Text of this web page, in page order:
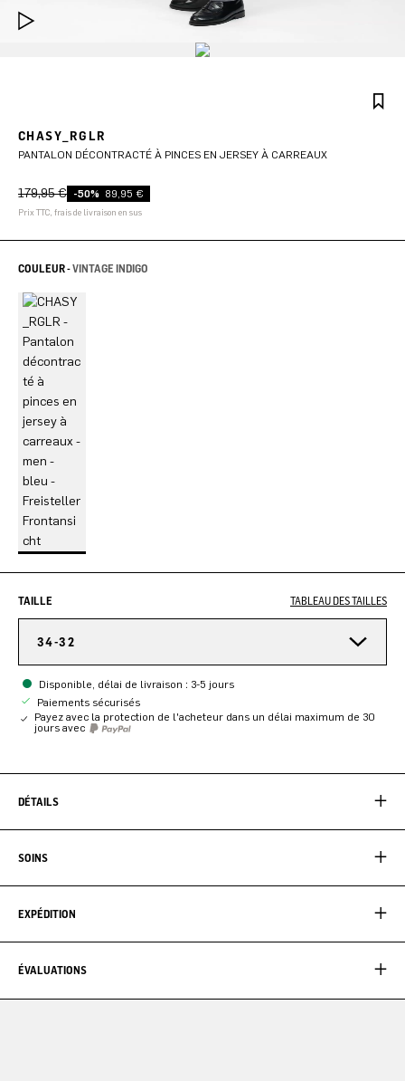
CHASY_RGLR
PANTALON DÉCONTRACTÉ À PINCES EN JERSEY À CARREAUX
179,95 € -50% 89,95 €
Prix TTC, frais de livraison en sus
COULEUR -VINTAGE INDIGO
TAILLE TABLEAU DES TAILLES
34-32
Disponible, délai de livraison : 3-5 jours
Paiements sécurisés
Payez avec la protection de l'acheteur dans un délai maximum de 30
jours avec
DÉTAILS
SOINS
EXPÉDITION
ÉVALUATIONS